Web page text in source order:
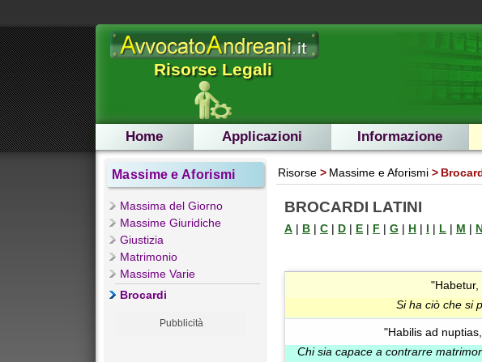
Risorse Legali
Home Applicazioni Informazione
Massime e Aforismi
Massima del Giorno
Massime Giuridiche
Giustizia
Matrimonio
Massime Varie
Brocardi
Pubblicità
Risorse Massime e Aforismi
BROCARDI LATINI
A | B | C | D | E | F | G | H | I | L | M |
Si ha ciò che si
"Habilis ad
Chi sia capace a contrarre